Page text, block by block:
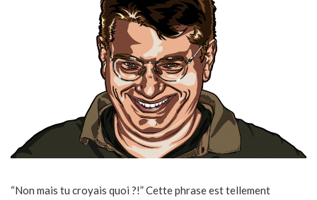
“Non mais tu croyais quoi ?!” Cette phrase est tellement